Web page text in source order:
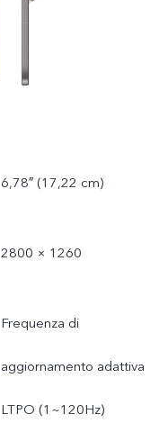
6,78″ (17,22 cm)
2800 × 1260
Frequenza di
aggiornamento adattiva
LTPO (1~120Hz)